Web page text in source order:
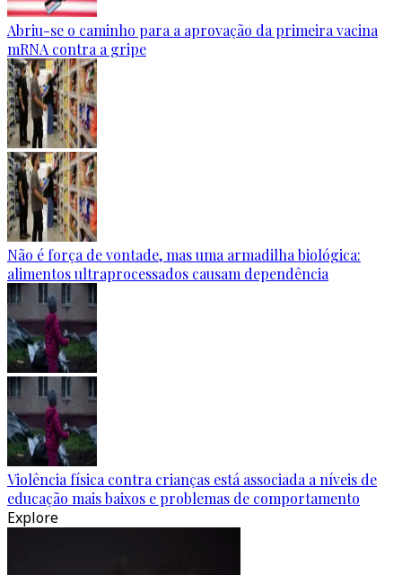
Abriu-se o caminho para a aprovação da primeira vacina
mRNA contra a gripe
Não é força de vontade, mas uma armadilha biológica:
alimentos ultraprocessados causam dependência
Violência física contra crianças está associada a níveis de
educação mais baixos e problemas de comportamento
Explore